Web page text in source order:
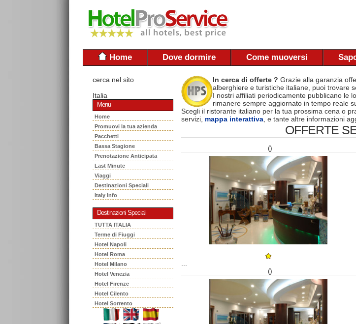
Home Dove dormire Come muoversi
cerca nel sito
Italia
Menu
Home
Promuovi la tua azienda
Pacchetti
Bassa Stagione
Prenotazione Anticipata
Last Minute
Viaggi
Destinazioni Speciali
Italy Info
Destinazioni Speciali
TUTTA ITALIA
Terme di Fiuggi
Hotel Napoli
Hotel Roma
Hotel Milano
Hotel Venezia
Hotel Firenze
Hotel Cilento
Hotel Sorrento
In cerca di offerte ? Grazie alla garanzia
alberghiere e turistiche italiane, puoi trovare
I nostri affiliati periodicamente pubblicano le
rimanere sempre aggiornato in tempo reale
Scegli il ristorante italiano per la tua prossima cena o
servizi, mappa interattiva , e tante altre informazioni
OFFERTE
()
()